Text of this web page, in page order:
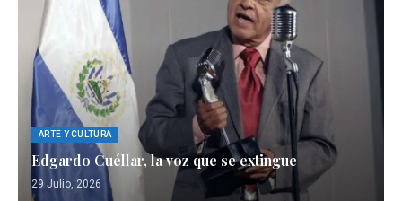
ARTE Y CULTURA
Edgardo Cuéllar, la voz que se extingue
29 Julio, 2026